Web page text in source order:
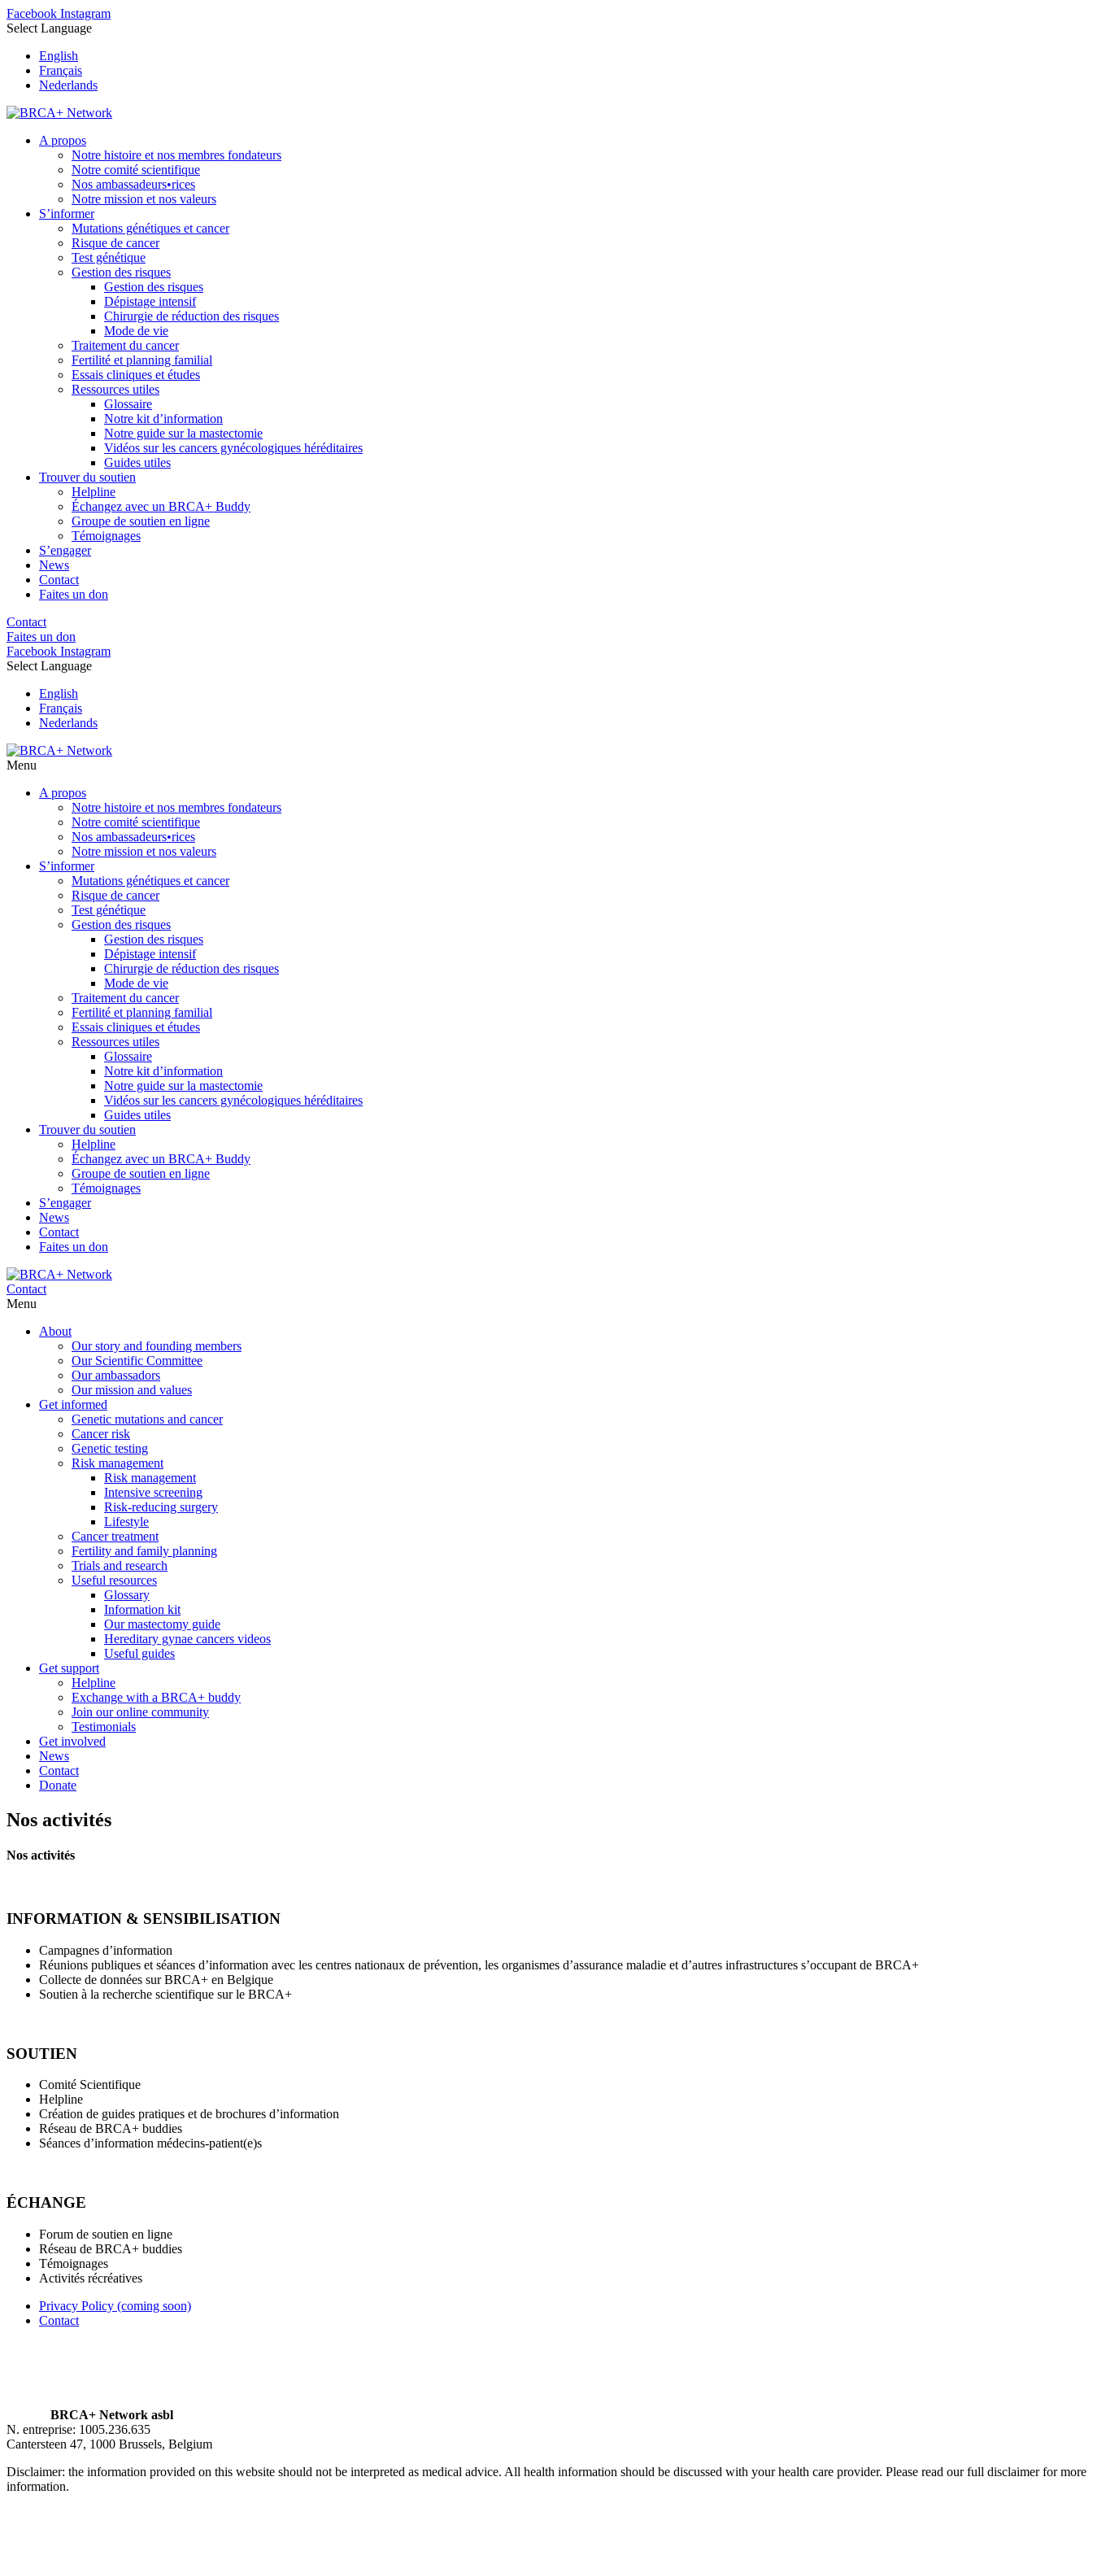
Facebook Instagram
Select Language
English
Français
Nederlands
A propos
Notre histoire et nos membres fondateurs
Notre comité scientifique
Nos ambassadeurs•rices
Notre mission et nos valeurs
S’informer
Mutations génétiques et cancer
Risque de cancer
Test génétique
Gestion des risques
Gestion des risques
Dépistage intensif
Chirurgie de réduction des risques
Mode de vie
Traitement du cancer
Fertilité et planning familial
Essais cliniques et études
Ressources utiles
Glossaire
Notre kit d’information
Notre guide sur la mastectomie
Vidéos sur les cancers gynécologiques héréditaires
Guides utiles
Trouver du soutien
Helpline
Échangez avec un BRCA+ Buddy
Groupe de soutien en ligne
Témoignages
S’engager
News
Contact
Faites un don
Contact
Faites un don
Facebook Instagram
Select Language
English
Français
Nederlands
Menu
A propos
Notre histoire et nos membres fondateurs
Notre comité scientifique
Nos ambassadeurs•rices
Notre mission et nos valeurs
S’informer
Mutations génétiques et cancer
Risque de cancer
Test génétique
Gestion des risques
Gestion des risques
Dépistage intensif
Chirurgie de réduction des risques
Mode de vie
Traitement du cancer
Fertilité et planning familial
Essais cliniques et études
Ressources utiles
Glossaire
Notre kit d’information
Notre guide sur la mastectomie
Vidéos sur les cancers gynécologiques héréditaires
Guides utiles
Trouver du soutien
Helpline
Échangez avec un BRCA+ Buddy
Groupe de soutien en ligne
Témoignages
S’engager
News
Contact
Faites un don
Contact
Menu
About
Our story and founding members
Our Scientific Committee
Our ambassadors
Our mission and values
Get informed
Genetic mutations and cancer
Cancer risk
Genetic testing
Risk management
Risk management
Intensive screening
Risk-reducing surgery
Lifestyle
Cancer treatment
Fertility and family planning
Trials and research
Useful resources
Glossary
Information kit
Our mastectomy guide
Hereditary gynae cancers videos
Useful guides
Get support
Helpline
Exchange with a BRCA+ buddy
Join our online community
Testimonials
Get involved
News
Contact
Donate
Nos activités
Nos activités
INFORMATION & SENSIBILISATION
Campagnes d’information
Réunions publiques et séances d’information avec les centres nationaux de prévention, les organismes d’assurance maladie et d’autres infrastructures s’occupant de BRCA+
Collecte de données sur BRCA+ en Belgique
Soutien à la recherche scientifique sur le BRCA+
SOUTIEN
Comité Scientifique
Helpline
Création de guides pratiques et de brochures d’information
Réseau de BRCA+ buddies
Séances d’information médecins-patient(e)s
ÉCHANGE
Forum de soutien en ligne
Réseau de BRCA+ buddies
Témoignages
Activités récréatives
Privacy Policy (coming soon)
Contact
BRCA+ Network asbl
N. entreprise: 1005.236.635
Cantersteen 47, 1000 Brussels, Belgium
Disclaimer: the information provided on this website should not be interpreted as medical advice. All health information should be discussed with your health care provider. Please read our full disclaimer for more
information.